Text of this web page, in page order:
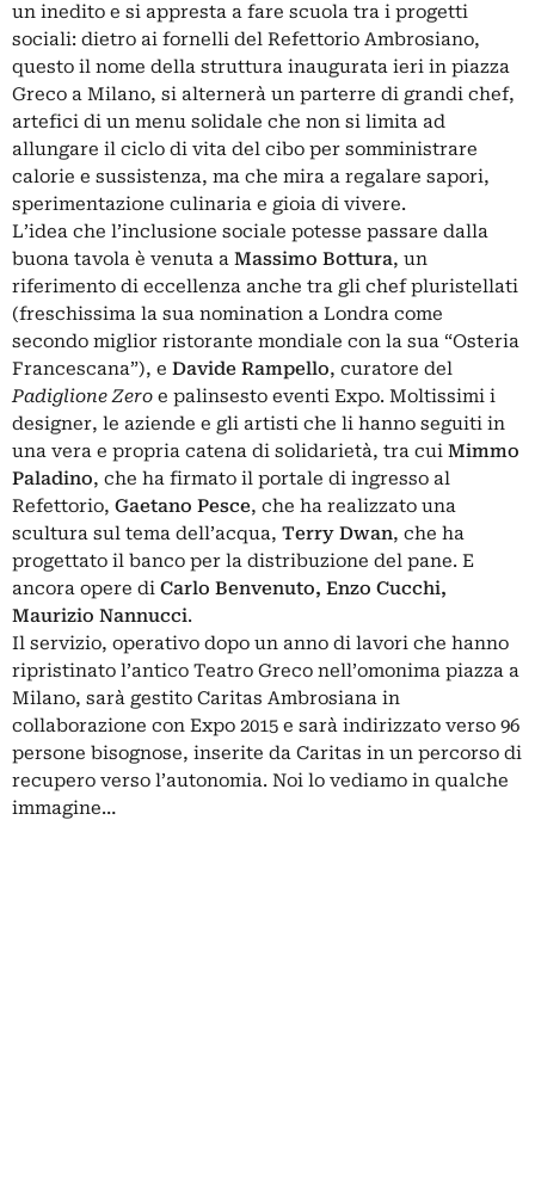
un inedito e si appresta a fare scuola tra i progetti
sociali: dietro ai fornelli del Refettorio Ambrosiano,
questo il nome della struttura inaugurata ieri in piazza
Greco a Milano, si alternerà un parterre di grandi chef,
artefici di un menu solidale che non si limita ad
allungare il ciclo di vita del cibo per somministrare
calorie e sussistenza, ma che mira a regalare sapori,
sperimentazione culinaria e gioia di vivere.
L’idea che l’inclusione sociale potesse passare dalla
buona tavola è venuta a Massimo Bottura, un
riferimento di eccellenza anche tra gli chef pluristellati
(freschissima la sua nomination a Londra come
secondo miglior ristorante mondiale con la sua “Osteria
Francescana”), e Davide Rampello, curatore del
Padiglione Zero e palinsesto eventi Expo. Moltissimi i
designer, le aziende e gli artisti che li hanno seguiti in
una vera e propria catena di solidarietà, tra cui Mimmo
Paladino, che ha firmato il portale di ingresso al
Refettorio, Gaetano Pesce, che ha realizzato una
scultura sul tema dell’acqua, Terry Dwan, che ha
progettato il banco per la distribuzione del pane. E
ancora opere di Carlo Benvenuto, Enzo Cucchi,
Maurizio Nannucci.
Il servizio, operativo dopo un anno di lavori che hanno
ripristinato l’antico Teatro Greco nell’omonima piazza a
Milano, sarà gestito Caritas Ambrosiana in
collaborazione con Expo 2015 e sarà indirizzato verso 96
persone bisognose, inserite da Caritas in un percorso di
recupero verso l’autonomia. Noi lo vediamo in qualche
immagine…